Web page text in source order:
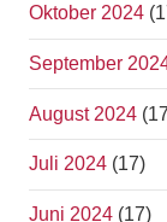
Oktober 2024
September
August 2024
Juli 2024 (17)
Juni 2024 (17)